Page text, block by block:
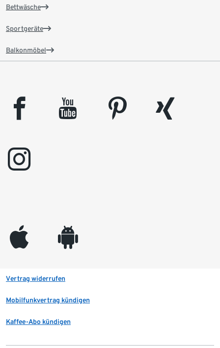
Bettwäsche
Sportgeräte
Balkonmöbel
facebook youtube pinterest
xing
instagram
appleinc android
Vertrag widerrufen
Mobilfunkvertrag kündigen
Kaffee-Abo kündigen